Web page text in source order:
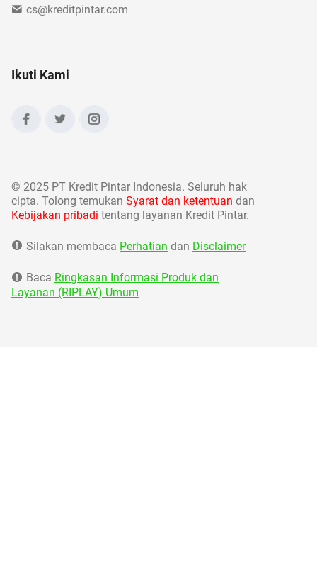
cs@kreditpintar.com
Ikuti Kami
© 2025 PT Kredit Pintar Indonesia. Seluruh hak
cipta. Tolong temukan Syarat dan ketentuan dan
Kebijakan pribadi tentang layanan Kredit Pintar.
Silakan membaca Perhatian dan Disclaimer
Baca Ringkasan Informasi Produk dan
Layanan (RIPLAY) Umum